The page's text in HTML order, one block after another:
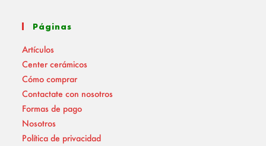
Páginas
Artículos
Center cerámicos
Cómo comprar
Contactate con nosotros
Formas de pago
Nosotros
Política de privacidad